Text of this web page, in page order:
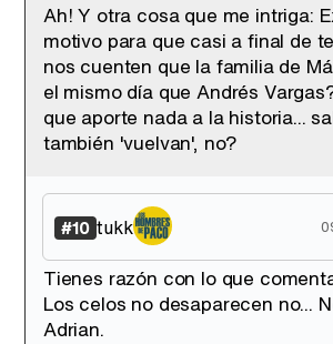
Ah! Y otra cosa que me intriga:
motivo para que casi a final de
nos cuenten que la familia de
el mismo día que Andrés
que aporte nada a la historia...
también 'vuelvan', no?
#10 tukk
Tienes razón con lo que
Los celos no desaparecen no...
Adrian.